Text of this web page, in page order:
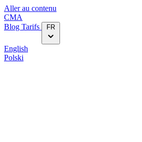
Aller au contenu
CMA
Blog‎ Tarifs FR
English
Polski